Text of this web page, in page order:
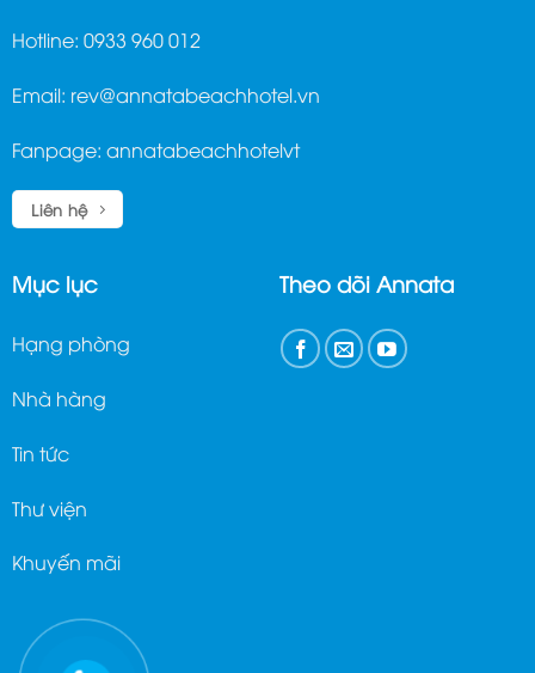
Hotline: 0933 960 012
Email: rev@annatabeachhotel.vn
Fanpage: annatabeachhotelvt
Liên hệ
Mục lục
Hạng phòng
Nhà hàng
Tin tức
Thư viện
Khuyến mãi
Theo dõi Annata